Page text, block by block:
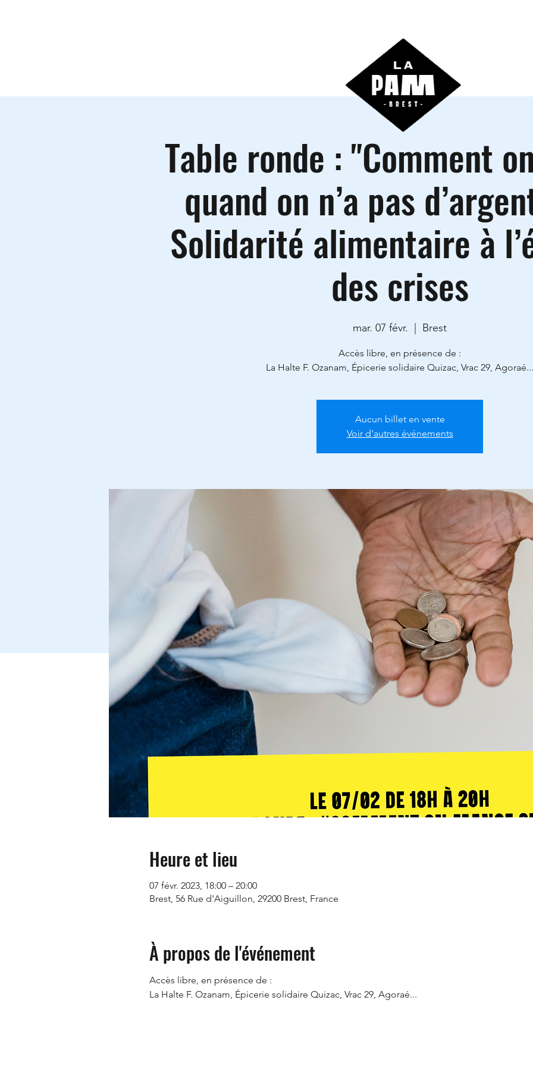
Table ronde : "Comment
quand on n’a pas
Solidarité alimentaire à
des crises
mar. 07 févr. Brest
Accès libre, en présence de :
La Halte F. Ozanam, Épicerie solidaire Quizac, Vrac 29, Agoraé...
Aucun billet en vente
Voir d'autres événements
Heure et lieu
07 févr. 2023, 18:00 – 20:00
Brest, 56 Rue d'Aiguillon, 29200 Brest, France
À propos de l'événement
Accès libre, en présence de :
La Halte F. Ozanam, Épicerie solidaire Quizac, Vrac 29, Agoraé...